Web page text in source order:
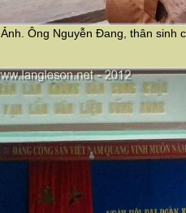
Ảnh. Ông Nguyễn Đang, thân sinh